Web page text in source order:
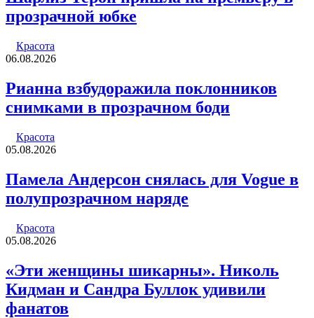
прозрачной юбке
Красота
06.08.2026
Рианна взбудоражила поклонников
снимками в прозрачном боди
Красота
05.08.2026
Памела Андерсон снялась для Vogue в
полупрозрачном наряде
Красота
05.08.2026
«Эти женщины шикарны». Николь
Кидман и Сандра Буллок удивили
фанатов